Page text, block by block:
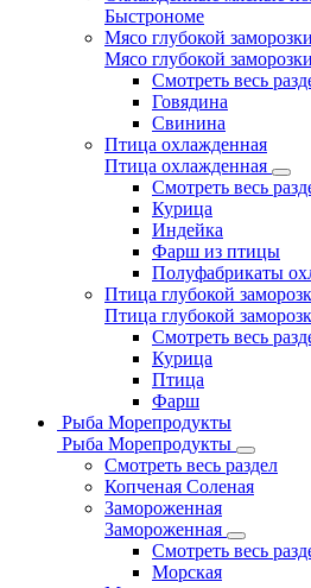
Быстрономе
Мясо глубокой заморозки
Мясо глубокой заморозки
Смотреть весь
Говядина
Свинина
Птица охлажденная
Птица охлажденная
Смотреть весь
Курица
Индейка
Фарш из птицы
Полуфабрикаты
Птица глубокой
Птица глубокой
Смотреть весь
Курица
Птица
Фарш
Рыба Морепродукты
Рыба Морепродукты
Смотреть весь раздел
Копченая Соленая
Замороженная
Замороженная
Смотреть весь
Морская